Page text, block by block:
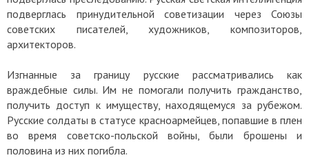
подверглась принудительной советизации через Союзы
советских писателей, художников, композиторов,
архитекторов.
Изгнанные за границу русские рассматривались как
враждебные силы. Им не помогали получить гражданство,
получить доступ к имуществу, находящемуся за рубежом.
Русские солдаты в статусе красноармейцев, попавшие в плен
во время советско-польской войны, были брошены и
половина из них погибла.